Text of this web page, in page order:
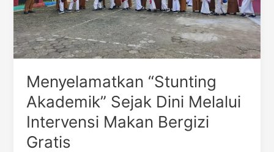
Menyelamatkan “Stunting
Akademik” Sejak Dini Melalui
Intervensi Makan Bergizi
Gratis
Gratis